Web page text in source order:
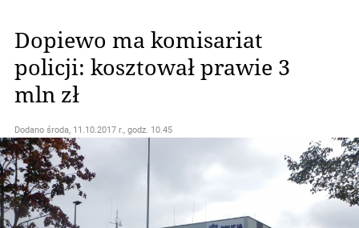
Dopiewo ma komisariat
policji: kosztował prawie 3
mln zł
Dodano środa, 11.10.2017 r., godz. 10.45